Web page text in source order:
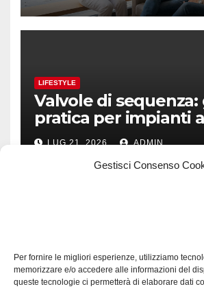
Gestisci Consenso
Per fornire le migliori esperienze, utilizziamo
memorizzare e/o accedere alle informazioni del
queste tecnologie ci permetterà di elaborare dati
LIFESTYLE
Valvole di sequenza:
pratica per impianti
LUG 21, 2026 ADMIN
Software
guida pratica alla
efficace